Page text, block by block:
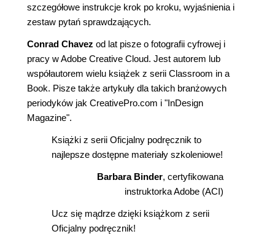
szczegółowe instrukcje krok po kroku, wyjaśnienia i
zestaw pytań sprawdzających.
Conrad Chavez od lat pisze o fotografii cyfrowej i
pracy w Adobe Creative Cloud. Jest autorem lub
współautorem wielu książek z serii Classroom in a
Book. Pisze także artykuły dla takich branżowych
periodyków jak CreativePro.com i "InDesign
Magazine".
Książki z serii Oficjalny podręcznik to
najlepsze dostępne materiały szkoleniowe!
Barbara Binder, certyfikowana
instruktorka Adobe (ACI)
Ucz się mądrze dzięki książkom z serii
Oficjalny podręcznik!